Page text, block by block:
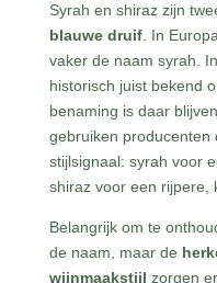
Syrah en shiraz zijn
blauwe druif. In
vaker de naam syrah.
historisch juist bekend
benaming is daar
gebruiken producenten
stijlsignaal: syrah voor
shiraz voor een rijpere,
Belangrijk om te
de naam, maar de
wijnmaakstijl zorgen